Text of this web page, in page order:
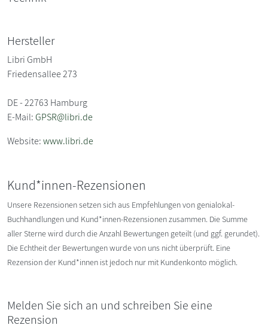
Hersteller
Libri GmbH
Friedensallee 273
DE - 22763 Hamburg
E-Mail:GPSR@libri.de
Website:www.libri.de
Kund*innen-Rezensionen
Unsere Rezensionen setzen sich aus Empfehlungen von genialokal-
Buchhandlungen und Kund*innen-Rezensionen zusammen. Die Summe
aller Sterne wird durch die Anzahl Bewertungen geteilt (und ggf. gerundet).
Die Echtheit der Bewertungen wurde von uns nicht überprüft. Eine
Rezension der Kund*innen ist jedoch nur mit Kundenkonto möglich.
Melden Sie sich an und schreiben Sie eine
Rezension